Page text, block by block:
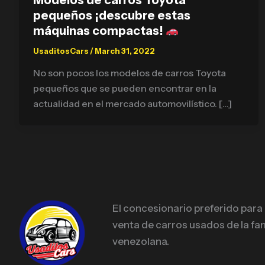
pequeños ¡descubre estas
máquinas compactas!
UsaditosCars /March 31, 2022
No son pocos los modelos de carros Toyota
pequeños que se pueden encontrar en la
actualidad en el mercado automovilístico. […]
El concesionario preferido para
venta de carros usados de la
venezolana.